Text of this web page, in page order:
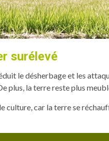
surélevé
le désherbage et les
plus, la terre reste plus
car la terre se